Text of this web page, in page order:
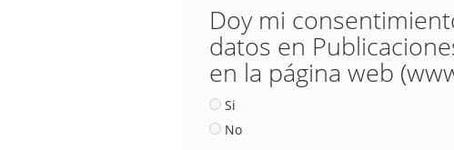
Doy mi
datos en
en la página web
Si
No